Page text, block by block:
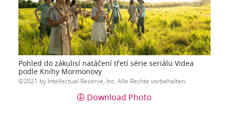
Pohled do zákulisí natáčení třetí série seriálu Videa
podle Knihy Mormonovy
2021 by Intellectual Reserve, Inc. Alle Rechte vorbehalten.
Download Photo